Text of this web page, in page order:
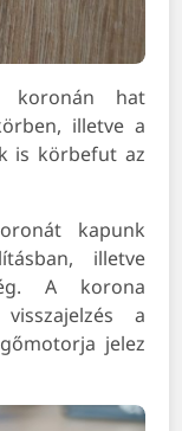
koronán hat
illetve a
is körbefut az
kapunk
illetve
A korona
a
jelez